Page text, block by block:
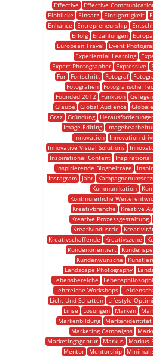
Effective
Effective
Einblicke
Einsatz Einzigartigkeit
Enhance
Entrepreneurship
Erfolg
Erzählungen
European Travel
Event
Experiential Learning
Expert Photographer
Expressive
For
Fortschritt Fotograf
Fotografien
Fotografische
Founded 2012
Funktion
Glaube
Global Audience
Graz
Gründung
Image Editing
Innovation
Innovation-
Innovative Visual Solutions
Inspirational Content
Inspirational
Inspirierende Blogbeiträge
Instagram
Jahr
Kommunikation
Kontinuierliche
Kreativbranche
Kreative
Kreative Prozessgestaltung
Kreativindustrie
Kreativschaffende
Kreativszene
Kundenorientiert
Kundenwünsche
Landscape Photography
Lebensbereiche
Lehrreiche Workshops
Licht Und Schatten
Lifestyle
Linse
Lösungen Marken
Markenbildung
Markenidentität
Marketing Campaigns
Marketingagentur
Markus Markus
Mentor
Mentorship